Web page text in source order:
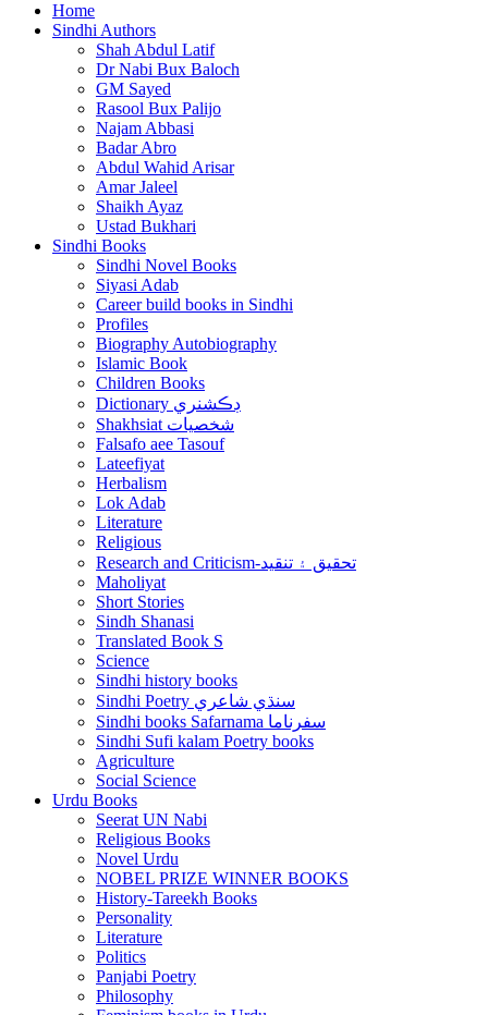
Home
Sindhi Authors
Shah Abdul Latif
Dr Nabi Bux Baloch
GM Sayed
Rasool Bux Palijo
Najam Abbasi
Badar Abro
Abdul Wahid Arisar
Amar Jaleel
Shaikh Ayaz
Ustad Bukhari
Sindhi Books
Sindhi Novel Books
Siyasi Adab
Career build books in Sindhi
Profiles
Biography Autobiography
Islamic Book
Children Books
Dictionary ڊڪشنري
Shakhsiat شخصيات
Falsafo aee Tasouf
Lateefiyat
Herbalism
Lok Adab
Literature
Religious
Research and Criticism-تحقيق ۽ تنقيد
Maholiyat
Short Stories
Sindh Shanasi
Translated Book S
Science
Sindhi history books
Sindhi Poetry سنڌي شاعري
Sindhi books Safarnama سفرناما
Sindhi Sufi kalam Poetry books
Agriculture
Social Science
Urdu Books
Seerat UN Nabi
Religious Books
Novel Urdu
NOBEL PRIZE WINNER BOOKS
History-Tareekh Books
Personality
Literature
Politics
Panjabi Poetry
Philosophy